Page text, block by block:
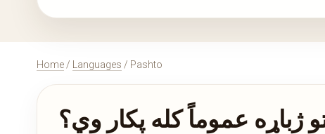
Home / Languages / Pashto
ژباړه عموماً کله پکار وي؟